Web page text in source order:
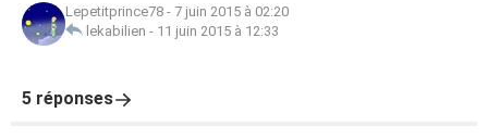
Lepetitprince78 - 7 juin 2015 à 02:20
lekabilien - 11 juin 2015 à 12:33
5 réponses